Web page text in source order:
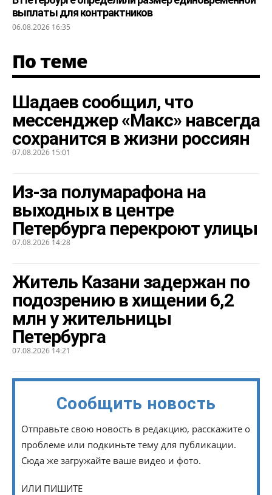
выплаты для контрактников
06.08.2026 16:35
По теме
Шадаев сообщил, что
мессенджер «Макс» навсегда
сохранится в жизни россиян
07.08.2026 15:01
Из-за полумарафона на
выходных в центре
Петербурга перекроют улицы
07.08.2026 14:28
Житель Казани задержан по
подозрению в хищении 6,2
млн у жительницы
Петербурга
07.08.2026 14:21
Сообщить новость
Отправьте свою новость в редакцию, расскажите о
проблеме или подкиньте тему для публикации.
Сюда же загружайте ваше видео и фото.
ИЛИ ПИШИТЕ